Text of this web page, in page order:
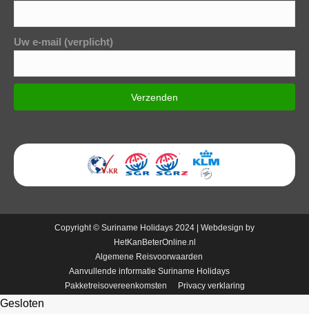
Uw e-mail (verplicht)
Copyright © Suriname Holidays 2024 | Webdesign by
HetKanBeterOnline.nl
Algemene Reisvoorwaarden
Aanvullende informatie Suriname Holidays
Pakketreisovereenkomsten
Privacy verklaring
Gesloten